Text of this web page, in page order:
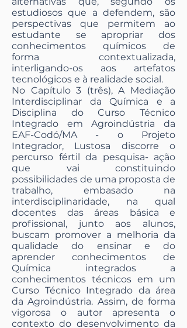
estudiosos que a defendem, são
perspectivas que permitem ao
estudante se apropriar dos
conhecimentos químicos de
forma contextualizada,
interligando-os aos artefatos
tecnológicos e à realidade social.
No Capítulo 3 (três), A Mediação
Interdisciplinar da Química e a
Disciplina do Curso Técnico
Integrado em Agroindústria da
EAF-Codó/MA - o Projeto
Integrador, Lustosa discorre o
percurso fértil da pesquisa- ação
que vai constituindo
possibilidades de uma proposta de
trabalho, embasado na
interdisciplinaridade, na qual
docentes das áreas básica e
profissional, junto aos alunos,
buscam promover a melhoria da
qualidade do ensinar e do
aprender conhecimentos de
Química integrados a
conhecimentos técnicos em um
Curso Técnico Integrado da área
da Agroindústria. Assim, de forma
vigorosa o autor apresenta o
contexto do desenvolvimento da